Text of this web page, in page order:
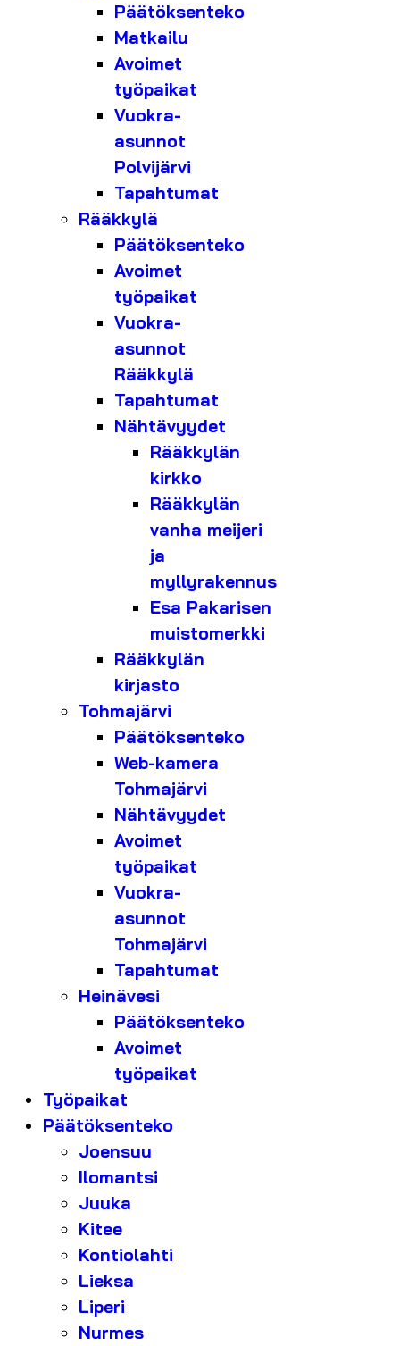
Päätöksenteko
Matkailu
Avoimet
työpaikat
Vuokra-
asunnot
Polvijärvi
Tapahtumat
Rääkkylä
Päätöksenteko
Avoimet
työpaikat
Vuokra-
asunnot
Rääkkylä
Tapahtumat
Nähtävyydet
Rääkkylän
kirkko
Rääkkylän
vanha meijeri
ja
myllyrakennus
Esa Pakarisen
muistomerkki
Rääkkylän
kirjasto
Tohmajärvi
Päätöksenteko
Web-kamera
Tohmajärvi
Nähtävyydet
Avoimet
työpaikat
Vuokra-
asunnot
Tohmajärvi
Tapahtumat
Heinävesi
Päätöksenteko
Avoimet
työpaikat
Työpaikat
Päätöksenteko
Joensuu
Ilomantsi
Juuka
Kitee
Kontiolahti
Lieksa
Liperi
Nurmes